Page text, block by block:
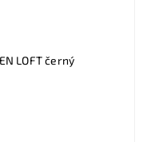
LOFT černý